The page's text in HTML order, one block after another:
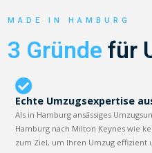
MADE IN HAMBURG
3 Gründe für
Echte Umzugsexpertise
Als in Hamburg ansässiges
Hamburg nach Milton Keynes wie
zum Ziel, um Ihren Umzug effizient